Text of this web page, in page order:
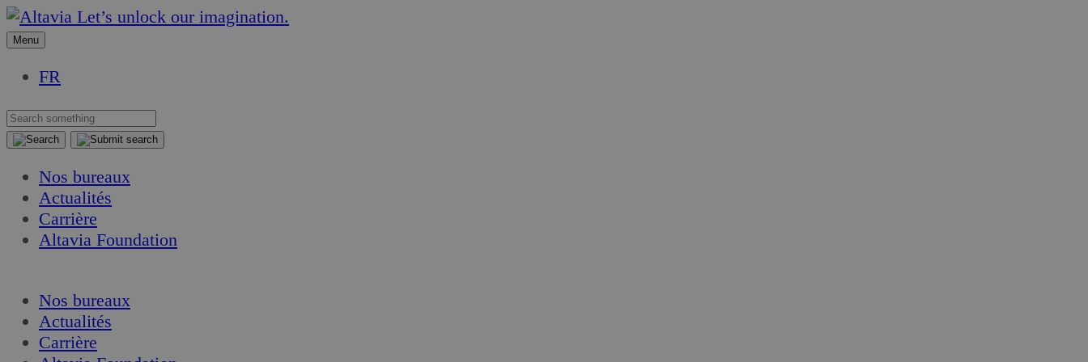
Aller
au
Aller
au
Let’s unlock our imagination.
Menu
FR
Nos bureaux
Actualités
Carrière
Altavia Foundation
Nos bureaux
Actualités
Carrière